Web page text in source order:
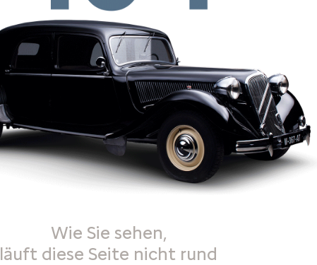
Wie Sie sehen,
läuft diese Seite nicht rund